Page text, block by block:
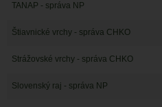
TANAP - správa NP
Štiavnické vrchy - správa CHKO
Strážovské vrchy - správa CHKO
Slovenský raj - správa NP